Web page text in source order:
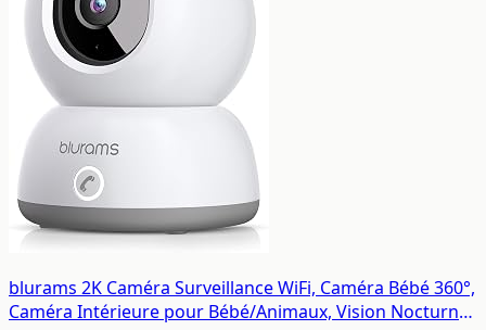
blurams 2K Caméra Surveillance WiFi, Caméra Bébé 360°,
Caméra Intérieure pour Bébé/Animaux, Vision Nocturne,